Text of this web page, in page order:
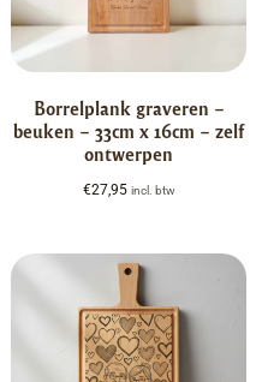
Borrelplank graveren –
beuken – 33cm x 16cm – zelf
ontwerpen
€27,95 incl. btw